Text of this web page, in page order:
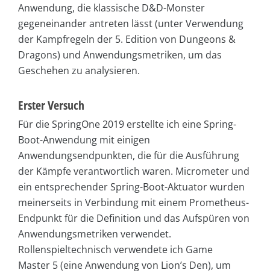
Anwendung, die klassische D&D-Monster
gegeneinander antreten lässt (unter Verwendung
der Kampfregeln der 5. Edition von Dungeons &
Dragons) und Anwendungsmetriken, um das
Geschehen zu analysieren.
Erster Versuch
Für die SpringOne 2019 erstellte ich eine Spring-
Boot-Anwendung mit einigen
Anwendungsendpunkten, die für die Ausführung
der Kämpfe verantwortlich waren. Micrometer und
ein entsprechender Spring-Boot-Aktuator wurden
meinerseits in Verbindung mit einem Prometheus-
Endpunkt für die Definition und das Aufspüren von
Anwendungsmetriken verwendet.
Rollenspieltechnisch verwendete ich Game
Master 5 (eine Anwendung von Lion’s Den), um